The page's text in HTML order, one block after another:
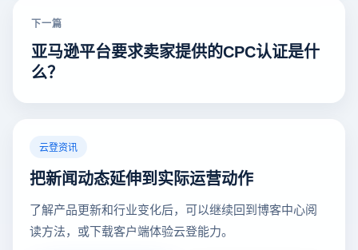
下一篇
亚马逊平台要求卖家提供的CPC认证是什
么？
云登资讯
把新闻动态延伸到实际运营动作
了解产品更新和行业变化后，可以继续回到博客中心阅
读方法，或下载客户端体验云登能力。